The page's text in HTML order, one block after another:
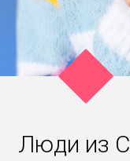
Люди из